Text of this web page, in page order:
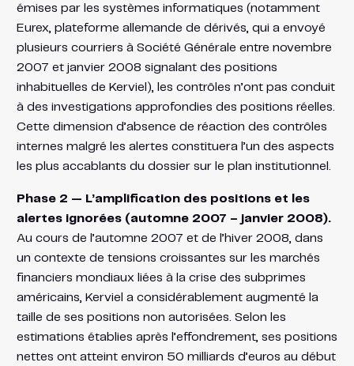
émises par les systèmes informatiques (notamment
Eurex, plateforme allemande de dérivés, qui a envoyé
plusieurs courriers à Société Générale entre novembre
2007 et janvier 2008 signalant des positions
inhabituelles de Kerviel), les contrôles n’ont pas conduit
à des investigations approfondies des positions réelles.
Cette dimension d’absence de réaction des contrôles
internes malgré les alertes constituera l’un des aspects
les plus accablants du dossier sur le plan institutionnel.
Phase 2 — L’amplification des positions et les
alertes ignorées (automne 2007 – janvier 2008).
Au cours de l’automne 2007 et de l’hiver 2008, dans
un contexte de tensions croissantes sur les marchés
financiers mondiaux liées à la crise des subprimes
américains, Kerviel a considérablement augmenté la
taille de ses positions non autorisées. Selon les
estimations établies après l’effondrement, ses positions
nettes ont atteint environ 50 milliards d’euros au début